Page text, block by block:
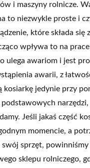
i maszyny rolnicze.
to niezwykle proste i
które składa się
wpływa to na
ulega awariom i jest
awarii, z
kosiarkę jedynie przy
podstawowych
Jeśli jakaś część
momencie, a
sprzęt,
sklepu rolniczego,